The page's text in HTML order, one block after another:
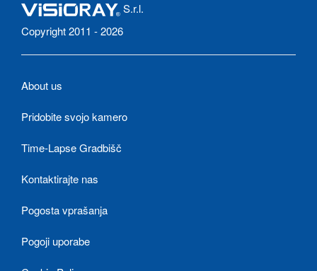
S.r.l.
Copyright 2011 - 2026
About us
Pridobite svojo kamero
Time-Lapse Gradbišč
Kontaktirajte nas
Pogosta vprašanja
Pogoji uporabe